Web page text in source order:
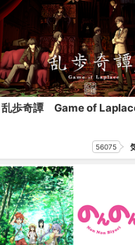
乱歩奇譚 Game of
56075